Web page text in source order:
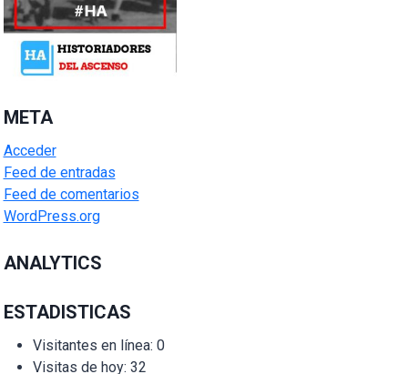
META
Acceder
Feed de entradas
Feed de comentarios
WordPress.org
ANALYTICS
ESTADISTICAS
Visitantes en línea: 0
Visitas de hoy: 32